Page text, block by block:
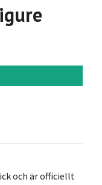
och är officiellt